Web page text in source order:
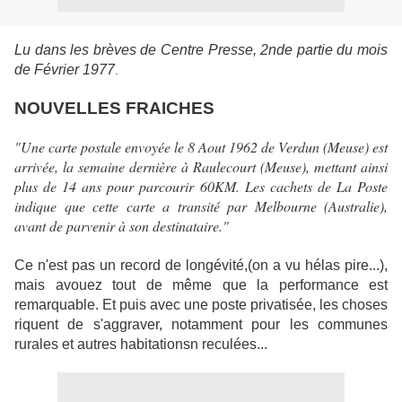
Lu dans les brèves de Centre Presse, 2nde partie du mois
de Février 1977
NOUVELLES FRAICHES
"Une carte postale envoyée le 8 Aout 1962 de Verdun (Meuse) est
arrivée, la semaine dernière à Raulecourt (Meuse), mettant ainsi
plus de 14 ans pour parcourir 60KM. Les cachets de La Poste
indique que cette carte a transité par Melbourne (Australie),
avant de parvenir à son destinataire."
Ce n'est pas un record de longévité,(on a vu hélas pire...),
mais avouez tout de même que la performance est
remarquable. Et puis avec une poste privatisée, les choses
riquent de s'aggraver, notamment pour les communes
rurales et autres habitationsn reculées...